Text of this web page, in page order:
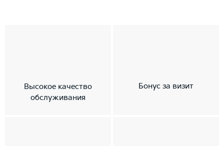
Высокое качество
обслуживания
Бонус за визит